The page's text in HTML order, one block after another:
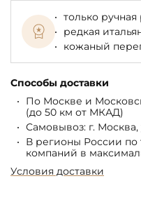
только ручная
редкая
кожаный
Способы доставки
По Москве и
(до 50 км от МКАД)
Самовывоз: г.
В регионы России по
компаний в
Условия доставки